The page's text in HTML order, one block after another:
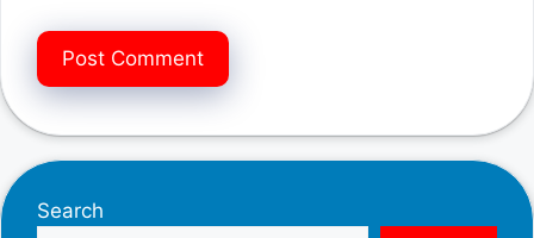
Search